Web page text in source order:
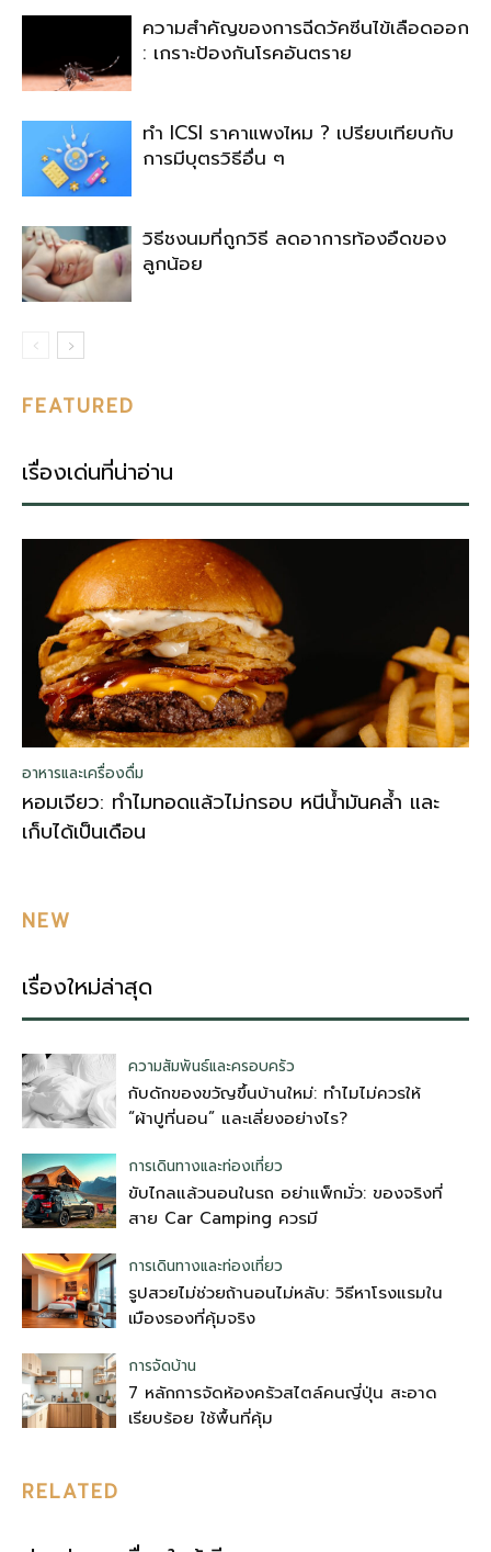
ความสำคัญของการฉีดวัคซีนไข้เลือดออก
: เกราะป้องกันโรคอันตราย
ทำ ICSI ราคาแพงไหม ? เปรียบเทียบกับ
การมีบุตรวิธีอื่น ๆ
วิธีชงนมที่ถูกวิธี ลดอาการท้องอืดของ
ลูกน้อย
FEATURED
เรื่องเด่นที่น่าอ่าน
อาหารและเครื่องดื่ม
หอมเจียว: ทำไมทอดแล้วไม่กรอบ หนีน้ำมันคล้ำ และ
เก็บได้เป็นเดือน
NEW
เรื่องใหม่ล่าสุด
ความสัมพันธ์และครอบครัว
กับดักของขวัญขึ้นบ้านใหม่: ทำไมไม่ควรให้
“ผ้าปูที่นอน” และเลี่ยงอย่างไร?
การเดินทางและท่องเที่ยว
ขับไกลแล้วนอนในรถ อย่าแพ็กมั่ว: ของจริงที่
สาย Car Camping ควรมี
การเดินทางและท่องเที่ยว
รูปสวยไม่ช่วยถ้านอนไม่หลับ: วิธีหาโรงแรมใน
เมืองรองที่คุ้มจริง
การจัดบ้าน
7 หลักการจัดห้องครัวสไตล์คนญี่ปุ่น สะอาด
เรียบร้อย ใช้พื้นที่คุ้ม
RELATED